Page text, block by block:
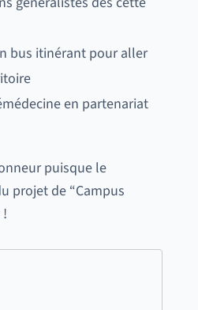
bus itinérant pour aller
en partenariat
puisque le
projet de “Campus